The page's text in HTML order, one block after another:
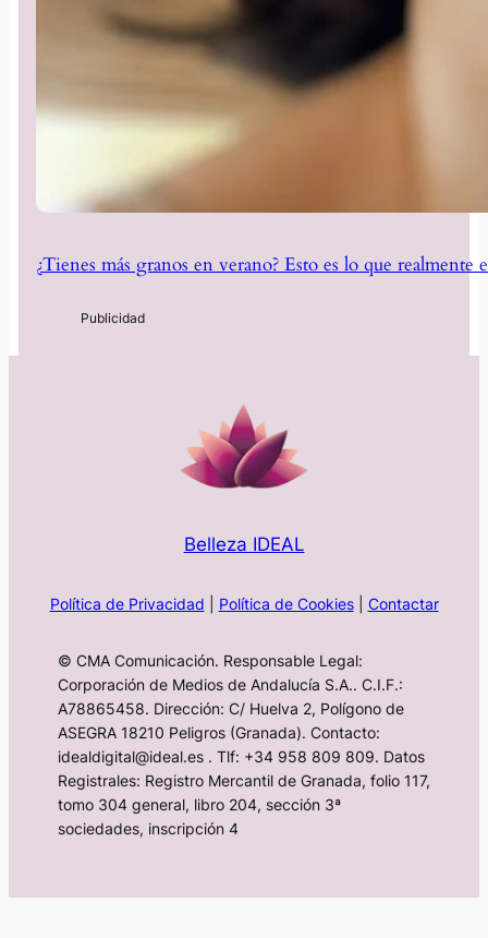
¿Tienes más granos en verano? Esto es lo que realmente
Belleza IDEAL
Política de Privacidad Política de Cookies| Contactar
© CMA Comunicación. Responsable Legal:
Corporación de Medios de Andalucía S.A.. C.I.F.:
A78865458. Dirección: C/ Huelva 2, Polígono de
ASEGRA 18210 Peligros (Granada). Contacto:
idealdigital@ideal.es . Tlf: +34 958 809 809. Datos
Registrales: Registro Mercantil de Granada, folio 117,
tomo 304 general, libro 204, sección 3ª
sociedades, inscripción 4